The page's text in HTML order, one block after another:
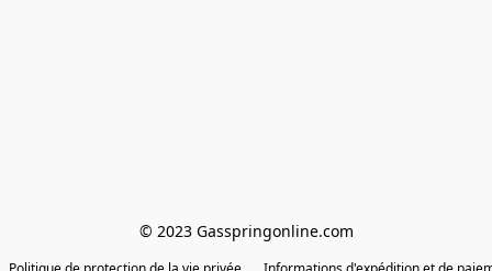
© 2023 Gasspringonline.com